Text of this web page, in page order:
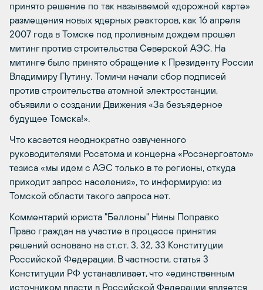
принято решение по так называемой «дорожной карте»
размещения новых ядерных реакторов, как 16 апреля
2007 года в Томске под проливным дождем прошел
митинг против строительства Северской АЭС. На
митинге было принято обращение к Президенту России
Владимиру Путину. Томичи начали сбор подписей
против строительства атомной электростанции,
объявили о создании Движения «За безъядерное
будущее Томска!».
Что касается неоднократно озвученного
руководителями Росатома и концерна «Росэнергоатом»
тезиса «мы идем с АЭС только в те регионы, откуда
приходит запрос населения», то информирую: из
Томской области такого запроса нет.
Комментарий юриста "Беллоны" Нины Поправко
Право граждан на участие в процессе принятия
решений основано на ст.ст. 3, 32, 33 Конституции
Российской Федерации. В частности, статья 3
Конституции РФ устанавливает, что «единственным
источником власти в Российской Федерации является